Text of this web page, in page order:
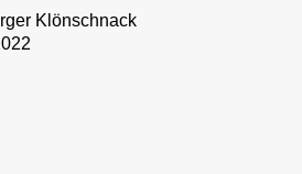
Klönschnack